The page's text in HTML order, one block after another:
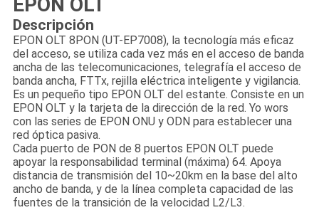
EPON OLT
Descripción
EPON OLT 8PON (UT-EP7008), la tecnología más eficaz
del acceso, se utiliza cada vez más en el acceso de banda
ancha de las telecomunicaciones, telegrafía el acceso de
banda ancha, FTTx, rejilla eléctrica inteligente y vigilancia.
Es un pequeño tipo EPON OLT del estante. Consiste en un
EPON OLT y la tarjeta de la dirección de la red. Yo wors
con las series de EPON ONU y ODN para establecer una
red óptica pasiva.
Cada puerto de PON de 8 puertos EPON OLT puede
apoyar la responsabilidad terminal (máxima) 64. Apoya
distancia de transmisión del 10~20km en la base del alto
ancho de banda, y de la línea completa capacidad de las
fuentes de la transición de la velocidad L2/L3.